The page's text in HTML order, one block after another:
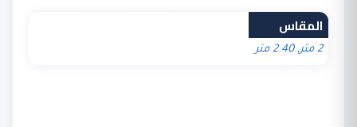
المقاس
2 متر ,2.40 متر